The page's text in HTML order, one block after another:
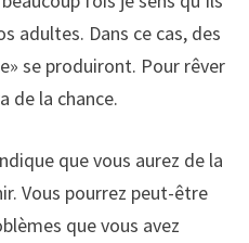
adultes. Dans ce cas, des
se produiront. Pour rêver
de la chance.
que vous aurez de la
Vous pourrez peut-être
que vous avez